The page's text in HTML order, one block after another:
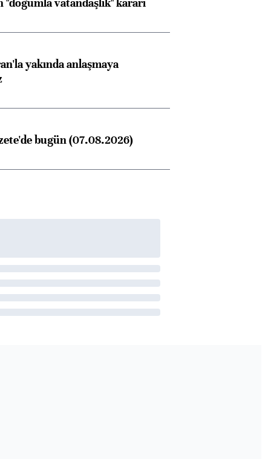
yakında anlaşmaya
bugün (07.08.2026)